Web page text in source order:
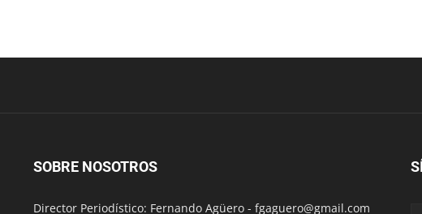
SOBRE NOSOTROS
Director Periodístico: Fernando Agüero - fgaguero@gmail.com